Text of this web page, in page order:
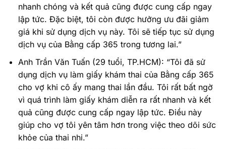
nhanh chóng và kết quả cũng được cung cấp ngay
lập tức. Đặc biệt, tôi còn được hưởng ưu đãi giảm
giá khi sử dụng dịch vụ này. Tôi sẽ tiếp tục sử dụng
dịch vụ của Bằng cấp 365 trong tương lai.”
Anh Trần Văn Tuấn (29 tuổi, TP.HCM): “Tôi đã sử
dụng dịch vụ làm giấy khám thai của Bằng cấp 365
cho vợ khi cô ấy mang thai lần đầu. Tôi rất bất ngờ
vì quá trình làm giấy khám diễn ra rất nhanh và kết
quả cũng được cung cấp ngay lập tức. Điều này
giúp cho vợ tôi yên tâm hơn trong việc theo dõi sức
khỏe của thai nhi.”